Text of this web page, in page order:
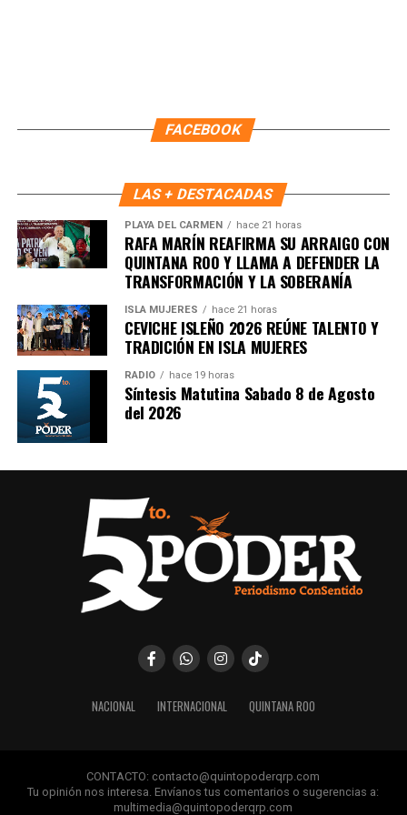
Quinto Podery recibe las noticias más
Unirme al canal de WhatsApp
FACEBOOK
LAS + DESTACADAS
PLAYA DEL CARMEN hace 21 horas
RAFA MARÍN REAFIRMA SU ARRAIGO CON
QUINTANA ROO Y LLAMA A DEFENDER LA
TRANSFORMACIÓN Y LA SOBERANÍA
ISLA MUJERES hace 21 horas
CEVICHE ISLEÑO 2026 REÚNE TALENTO Y
TRADICIÓN EN ISLA MUJERES
RADIO hace 19 horas
Síntesis Matutina Sabado 8 de Agosto
del 2026
NACIONAL INTERNACIONAL QUINTANA ROO
CONTACTO: contacto@quintopoderqrp.com
Tu opinión nos interesa. Envíanos tus comentarios o sugerencias a:
multimedia@quintopoderqrp.com